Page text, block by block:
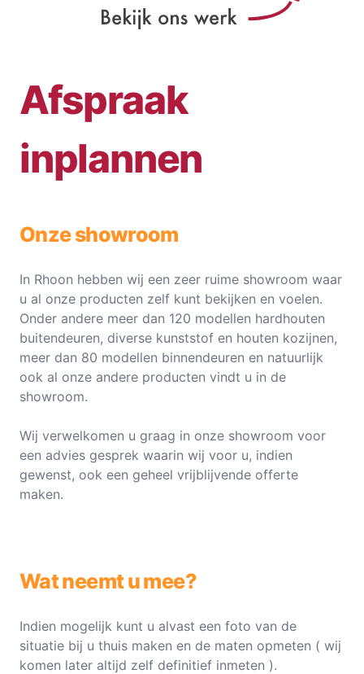
Afspraak
inplannen
Onze showroom
In Rhoon hebben wij een zeer ruime showroom waar
u al onze producten zelf kunt bekijken en voelen.
Onder andere meer dan 120 modellen hardhouten
buitendeuren, diverse kunststof en houten kozijnen,
meer dan 80 modellen binnendeuren en natuurlijk
ook al onze andere producten vindt u in de
showroom.
Wij verwelkomen u graag in onze showroom voor
een advies gesprek waarin wij voor u, indien
gewenst, ook een geheel vrijblijvende offerte
maken.
Wat neemt u mee?
Indien mogelijk kunt u alvast een foto van de
situatie bij u thuis maken en de maten opmeten ( wij
komen later altijd zelf definitief inmeten ).